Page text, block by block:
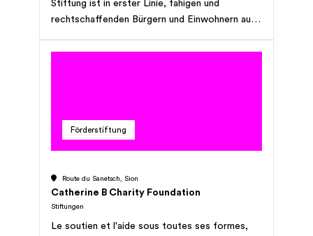
Stiftung ist in erster Linie, fähigen und
rechtschaffenden Bürgern und Einwohnern auf
weiblichen und männlichen Geschlechts durch
folgende Berufsgruppen auf das ganze Gebiet
eine Grundausbildung in der Produktion von
regionalen landwirtschaftlichen Produkten. Das
Kuratorium ist ermächtigt, falls die Finanzen es
erlauben, für kulturelle Zwecke im Bezirk Goms
Förderstiftung
Route du Sanetsch, Sion
Catherine B Charity Foundation
Stiftungen
Le soutien et l'aide sous toutes ses formes,